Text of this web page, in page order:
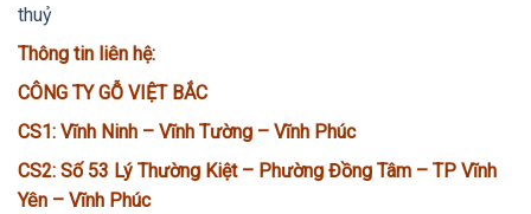
thuỷ
Thông tin liên hệ:
CÔNG TY GỖ VIỆT BẮC
CS1: Vĩnh Ninh – Vĩnh Tường – Vĩnh Phúc
CS2: Số 53 Lý Thường Kiệt – Phường Đồng Tâm – TP Vĩnh
Yên – Vĩnh Phúc